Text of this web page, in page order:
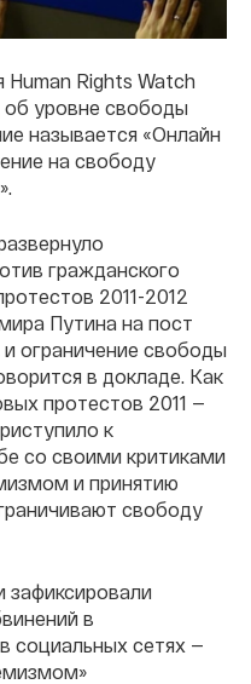
Human Rights Watch
об уровне свободы
называется «Онлайн
на свободу
гражданского
2011-2012
Путина на пост
ограничение свободы
в докладе. Как
протестов 2011 —
к
со своими критиками
и принятию
свободу
зафиксировали
в
социальных сетях —